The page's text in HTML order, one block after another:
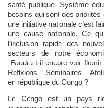
santé publique- Système
besoins qui sont des
une initiative nationale c’est
une cause nationale. Ce
l’inclusion rapide des
secteurs de notre
Faudra-t-il encore voir
Reflxions – Séminaires –
en république du Congo ?
Le Congo est un pays